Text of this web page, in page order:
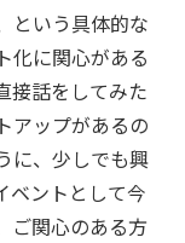
という具体的な
化に関心がある
接話をしてみた
アップがあるの
に、少しでも興
ベントとして今
ご関心のある方